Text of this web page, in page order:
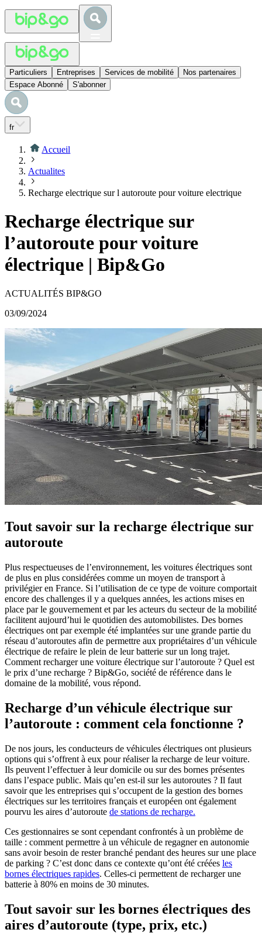
Particuliers Entreprises Services de mobilité
Nos partenaires
Espace Abonné
S'abonner
fr
Accueil
Actualites
Recharge electrique sur l autoroute pour voiture electrique
Recharge électrique sur
l’autoroute pour voiture
électrique | Bip&Go
ACTUALITÉS BIP&GO
03/09/2024
Tout savoir sur la recharge électrique sur
autoroute
Plus respectueuses de l’environnement, les voitures électriques sont
de plus en plus considérées comme un moyen de transport à
privilégier en France. Si l’utilisation de ce type de voiture comportait
encore des challenges il y a quelques années, les actions mises en
place par le gouvernement et par les acteurs du secteur de la mobilité
facilitent aujourd’hui le quotidien des automobilistes. Des bornes
électriques ont par exemple été implantées sur une grande partie du
réseau d’autoroutes afin de permettre aux propriétaires d’un véhicule
électrique de refaire le plein de leur batterie sur un long trajet.
Comment recharger une voiture électrique sur l’autoroute ? Quel est
le prix d’une recharge ? Bip&Go, société de référence dans le
domaine de la mobilité, vous répond.
Recharge d’un véhicule électrique sur
l’autoroute : comment cela fonctionne ?
De nos jours, les conducteurs de véhicules électriques ont plusieurs
options qui s’offrent à eux pour réaliser la recharge de leur voiture.
Ils peuvent l’effectuer à leur domicile ou sur des bornes présentes
dans l’espace public. Mais qu’en est-il sur les autoroutes ? Il faut
savoir que les entreprises qui s’occupent de la gestion des bornes
électriques sur les territoires français et européen ont également
pourvu les aires d’autoroute de stations de recharge.
Ces gestionnaires se sont cependant confrontés à un problème de
taille : comment permettre à un véhicule de regagner en autonomie
sans avoir besoin de rester branché pendant des heures sur une place
de parking ? C’est donc dans ce contexte qu’ont été créées les
bornes électriques rapides. Celles-ci permettent de recharger une
batterie à 80% en moins de 30 minutes.
Tout savoir sur les bornes électriques des
aires d’autoroute (type, prix, etc.)